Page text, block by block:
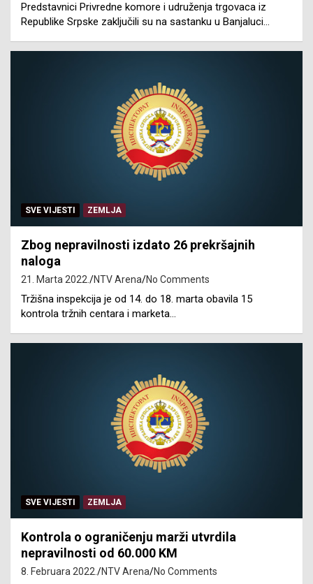
Predstavnici Privredne komore i udruženja trgovaca iz
Republike Srpske zaključili su na sastanku u Banjaluci…
SVE VIJESTI ZEMLJA
Zbog nepravilnosti izdato 26 prekršajnih
naloga
21. Marta 2022. NTV Arena No Comments
Tržišna inspekcija je od 14. do 18. marta obavila 15
kontrola tržnih centara i marketa…
SVE VIJESTI ZEMLJA
Kontrola o ograničenju marži utvrdila
nepravilnosti od 60.000 KM
8. Februara 2022. NTV Arena No Comments